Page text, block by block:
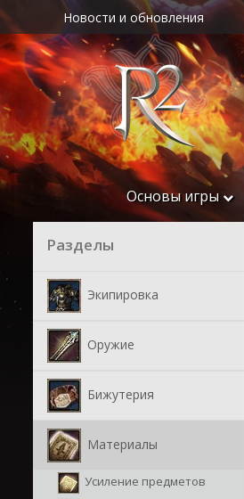
Новости и обновления
Основы игры
Разделы
Экипировка
Оружие
Бижутерия
Материалы
Усиление предметов